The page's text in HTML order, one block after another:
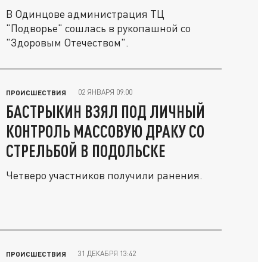
В Одинцове администрация ТЦ
"Подворье" сошлась в рукопашной со
"Здоровым Отечеством".
ПРОИСШЕСТВИЯ 02 ЯНВАРЯ 09:00
БАСТРЫКИН ВЗЯЛ ПОД ЛИЧНЫЙ
КОНТРОЛЬ МАССОВУЮ ДРАКУ СО
СТРЕЛЬБОЙ В ПОДОЛЬСКЕ
Четверо участников получили ранения.
ПРОИСШЕСТВИЯ 31 ДЕКАБРЯ 13:42